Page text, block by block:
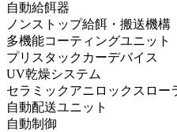
自動給餌器
ノンストップ給餌・搬送機構
多機能コーティングユニット
プリスタックカーデバイス
UV乾燥システム
セラミックアニロックスロー
自動配送ユニット
自動制御